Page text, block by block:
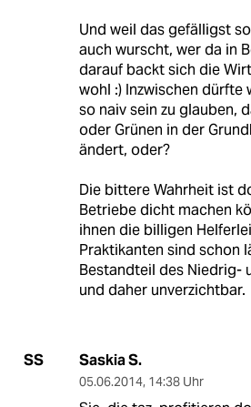
Und weil das gefälligst
auch wurscht, wer da in
darauf backt sich die
wohl :) Inzwischen dürfte
so naiv sein zu glauben,
oder Grünen in der
ändert, oder?
Die bittere Wahrheit ist
Betriebe dicht machen
ihnen die billigen
Praktikanten sind schon
Bestandteil des Niedrig-
und daher unverzichtbar.
SS Saskia S.
05.06.2014, 14:38 Uhr